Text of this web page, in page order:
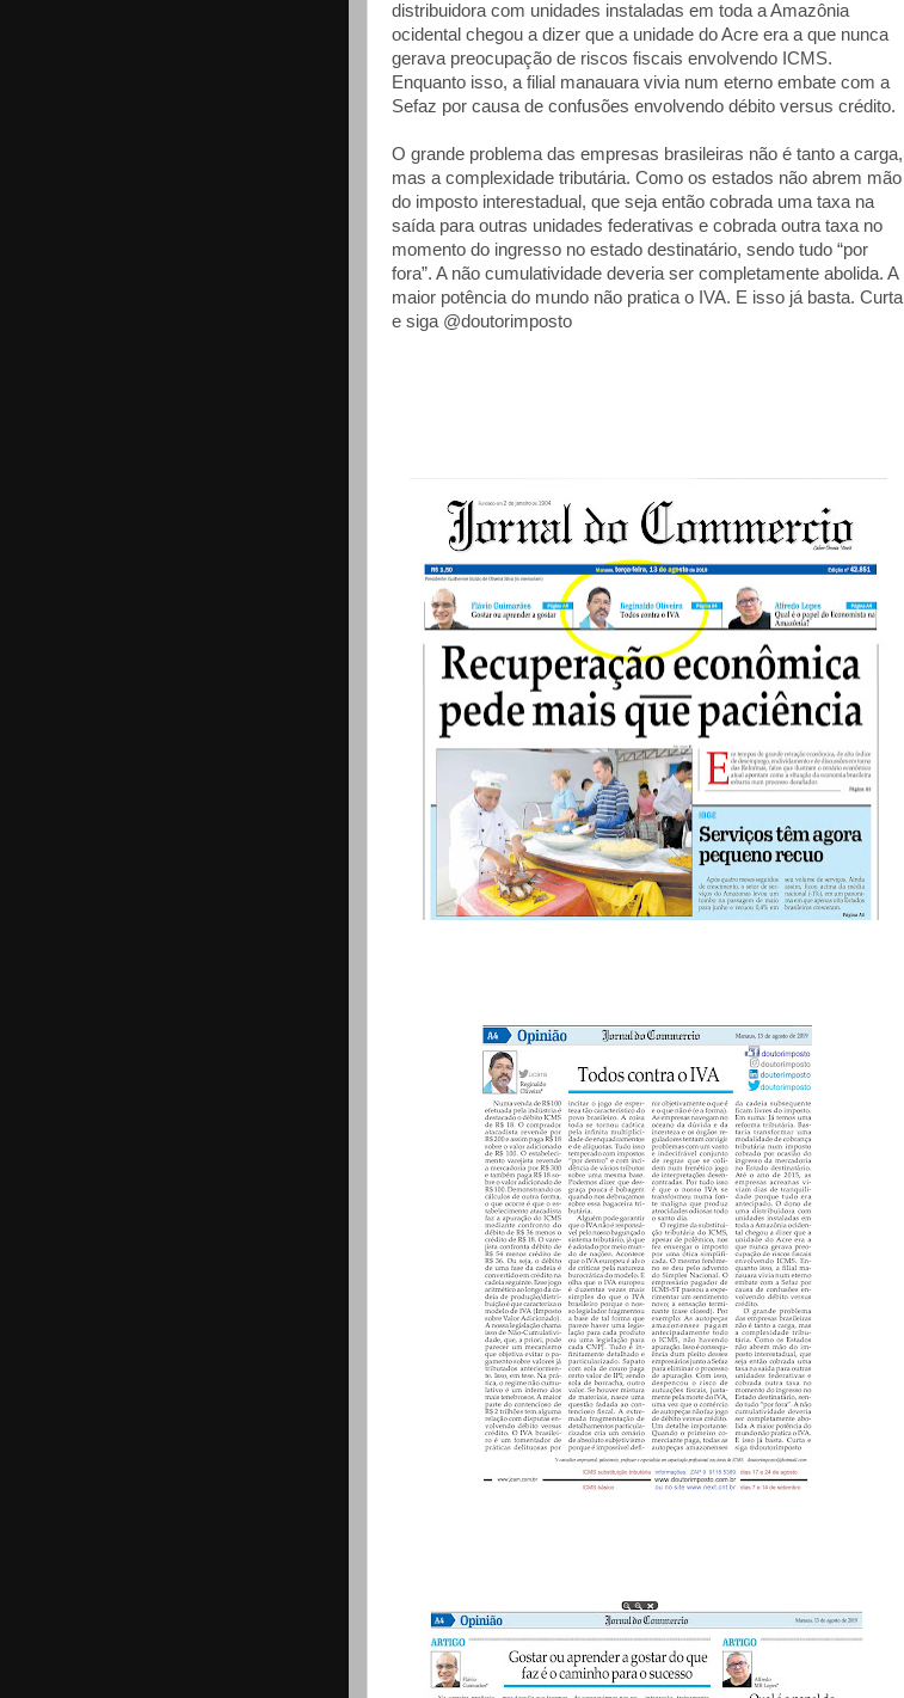
distribuidora com unidades instaladas em toda a Amazônia
ocidental chegou a dizer que a unidade do Acre era a que nunca
gerava preocupação de riscos fiscais envolvendo ICMS.
Enquanto isso, a filial manauara vivia num eterno embate com a
Sefaz por causa de confusões envolvendo débito versus crédito.
O grande problema das empresas brasileiras não é tanto a carga,
mas a complexidade tributária. Como os estados não abrem mão
do imposto interestadual, que seja então cobrada uma taxa na
saída para outras unidades federativas e cobrada outra taxa no
momento do ingresso no estado destinatário, sendo tudo “por
fora”. A não cumulatividade deveria ser completamente abolida. A
maior potência do mundo não pratica o IVA. E isso já basta. Curta
e siga @doutorimposto